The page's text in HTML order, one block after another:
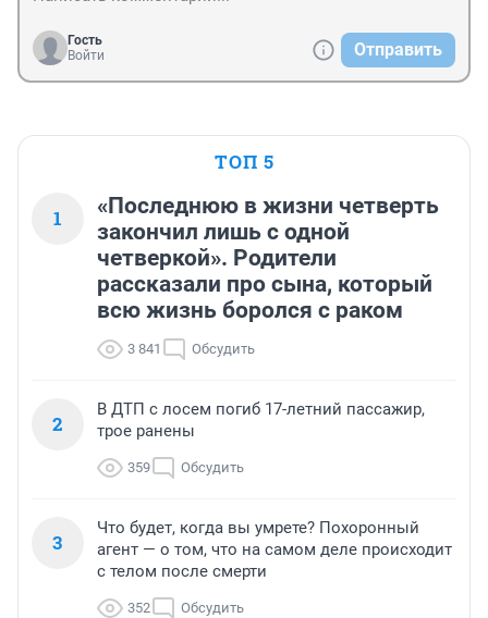
Гость
Войти
Отправить
ТОП 5
1
«Последнюю в жизни четверть
закончил лишь с одной
четверкой». Родители
рассказали про сына, который
всю жизнь боролся с раком
3 841 Обсудить
2
В ДТП с лосем погиб 17-летний пассажир,
трое ранены
359 Обсудить
3
Что будет, когда вы умрете? Похоронный
агент — о том, что на самом деле происходит
с телом после смерти
352 Обсудить